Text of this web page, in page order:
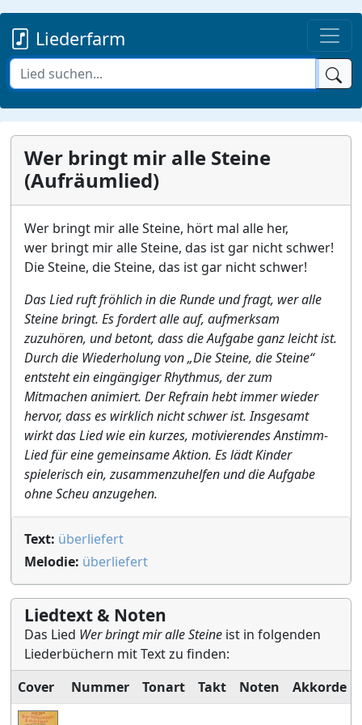
Liederfarm
Wer bringt mir alle Steine
(Aufräumlied)
Wer bringt mir alle Steine, hört mal alle her,
wer bringt mir alle Steine, das ist gar nicht schwer!
Die Steine, die Steine, das ist gar nicht schwer!
Das Lied ruft fröhlich in die Runde und fragt, wer alle
Steine bringt. Es fordert alle auf, aufmerksam
zuzuhören, und betont, dass die Aufgabe ganz leicht ist.
Durch die Wiederholung von „Die Steine, die Steine“
entsteht ein eingängiger Rhythmus, der zum
Mitmachen animiert. Der Refrain hebt immer wieder
hervor, dass es wirklich nicht schwer ist. Insgesamt
wirkt das Lied wie ein kurzes, motivierendes Anstimm-
Lied für eine gemeinsame Aktion. Es lädt Kinder
spielerisch ein, zusammenzuhelfen und die Aufgabe
ohne Scheu anzugehen.
Text: überliefert
Melodie: überliefert
Liedtext & Noten
Das Lied Wer bringt mir alle Steine ist in folgenden
Liederbüchern mit Text zu finden:
Cover
Nummer Tonart Takt Noten Akkorde